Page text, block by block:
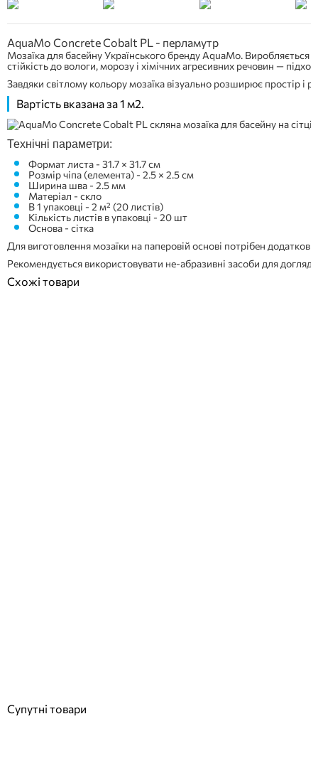
AquaMo Concrete Cobalt PL - перламутр
Мозаїка для басейну Українського бренду AquaMo.
стійкість до вологи, морозу і хімічних агресивних речовин —
Завдяки світлому кольору мозаїка візуально розширює простір і
Вартість вказана за 1 м2.
Технічні параметри:
Формат листа - 31.7 × 31.7 см
Розмір чіпа (елемента) - 2.5 × 2.5 см
Ширина шва - 2.5 мм
Матеріал - скло
В 1 упаковці - 2 м² (20 листів)
Кількість листів в упаковці - 20 шт
Основа - сітка
Для виготовлення мозаїки на паперовій основі потрібен
Рекомендується використовувати не-абразивні засоби для
Схожі товари
Супутні товари